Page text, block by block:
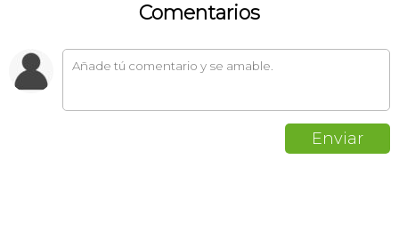
Comentarios